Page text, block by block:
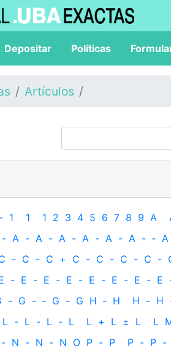
Depositar Políticas
Artículos
- 1 1 1 2 3 4 5 6 7 8 9 A
- A - A - A - A - A - A - ‐ A
- C - C + C - C - C - C -
- E - E - E - E - E - E - E
- G - ‐ G - G H ‐ H H - H
L - L - L - L L + L ± L L
- N - N - N O P - P P - P -